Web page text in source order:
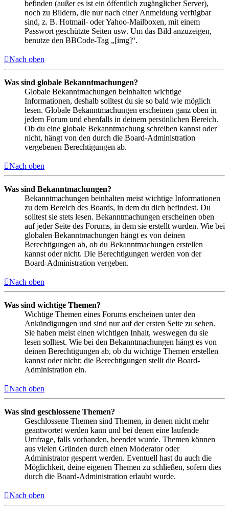
befinden (außer es ist ein öffentlich zugänglicher Server),
noch zu Bildern, die nur nach einer Anmeldung verfügbar
sind, z. B. Hotmail- oder Yahoo-Mailboxen, mit einem
Passwort geschützte Seiten usw. Um das Bild anzuzeigen,
benutze den BBCode-Tag „[img]“.
Nach oben
Was sind globale Bekanntmachungen?
Globale Bekanntmachungen beinhalten wichtige
Informationen, deshalb solltest du sie so bald wie möglich
lesen. Globale Bekanntmachungen erscheinen ganz oben in
jedem Forum und ebenfalls in deinem persönlichen Bereich.
Ob du eine globale Bekanntmachung schreiben kannst oder
nicht, hängt von den durch die Board-Administration
vergebenen Berechtigungen ab.
Nach oben
Was sind Bekanntmachungen?
Bekanntmachungen beinhalten meist wichtige Informationen
zu dem Bereich des Boards, in dem du dich befindest. Du
solltest sie stets lesen. Bekanntmachungen erscheinen oben
auf jeder Seite des Forums, in dem sie erstellt wurden. Wie bei
globalen Bekanntmachungen hängt es von deinen
Berechtigungen ab, ob du Bekanntmachungen erstellen
kannst oder nicht. Die Berechtigungen werden von der
Board-Administration vergeben.
Nach oben
Was sind wichtige Themen?
Wichtige Themen eines Forums erscheinen unter den
Ankündigungen und sind nur auf der ersten Seite zu sehen.
Sie haben meist einen wichtigen Inhalt, weswegen du sie
lesen solltest. Wie bei den Bekanntmachungen hängt es von
deinen Berechtigungen ab, ob du wichtige Themen erstellen
kannst oder nicht; die Berechtigungen stellt die Board-
Administration ein.
Nach oben
Was sind geschlossene Themen?
Geschlossene Themen sind Themen, in denen nicht mehr
geantwortet werden kann und bei denen eine laufende
Umfrage, falls vorhanden, beendet wurde. Themen können
aus vielen Gründen durch einen Moderator oder
Administrator gesperrt werden. Eventuell hast du auch die
Möglichkeit, deine eigenen Themen zu schließen, sofern dies
durch die Board-Administration erlaubt wurde.
Nach oben